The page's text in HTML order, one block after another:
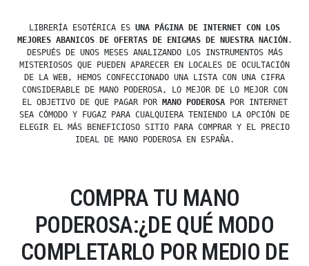
LIBRERÍA ESOTÉRICA ES UNA PÁGINA DE INTERNET CON LOS
MEJORES ABANICOS DE OFERTAS DE ENIGMAS DE NUESTRA NACIÓN.
DESPUÉS DE UNOS MESES ANALIZANDO LOS INSTRUMENTOS MÁS
MISTERIOSOS QUE PUEDEN APARECER EN LOCALES DE OCULTACIÓN
DE LA WEB, HEMOS CONFECCIONADO UNA LISTA CON UNA CIFRA
CONSIDERABLE DE MANO PODEROSA, LO MEJOR DE LO MEJOR CON
EL OBJETIVO DE QUE PAGAR POR MANO PODEROSAPOR INTERNET
SEA CÓMODO Y FUGAZ PARA CUALQUIERA TENIENDO LA OPCIÓN DE
ELEGIR EL MÁS BENEFICIOSO SITIO PARA COMPRAR Y EL PRECIO
IDEAL DE MANO PODEROSA EN ESPAÑA.
COMPRA TU MANO
PODEROSA:¿DE QUÉ MODO
COMPLETARLO POR MEDIO DE